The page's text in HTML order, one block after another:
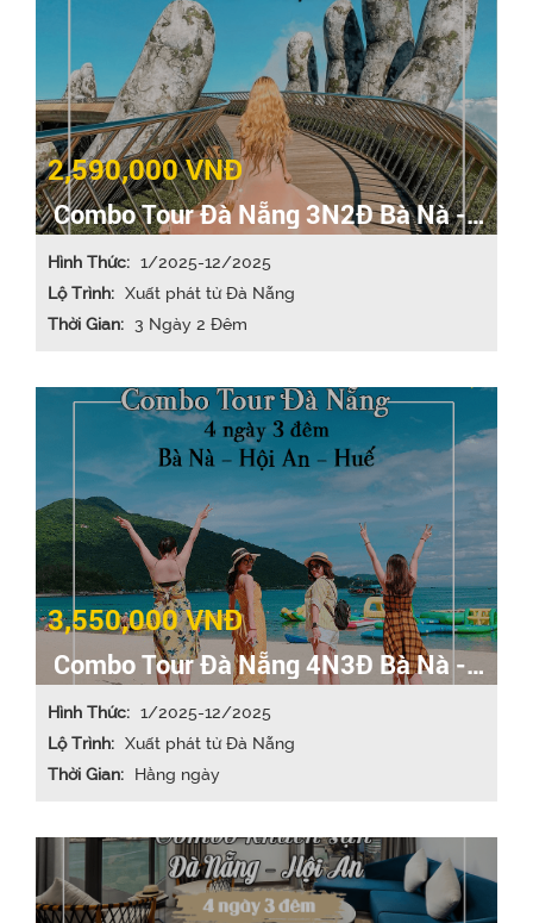
2,590,000 VNĐ
Combo Tour Đà Nẵng 3N2Đ Bà Nà -
Hội An
Hình Thức: 1/2025-12/2025
Lộ Trình: Xuất phát từ Đà Nẵng
Thời Gian: 3 Ngày 2 Đêm
3,550,000 VNĐ
Combo Tour Đà Nẵng 4N3Đ Bà Nà -
Hội An - Huế
Hình Thức: 1/2025-12/2025
Lộ Trình: Xuất phát từ Đà Nẵng
Thời Gian: Hằng ngày